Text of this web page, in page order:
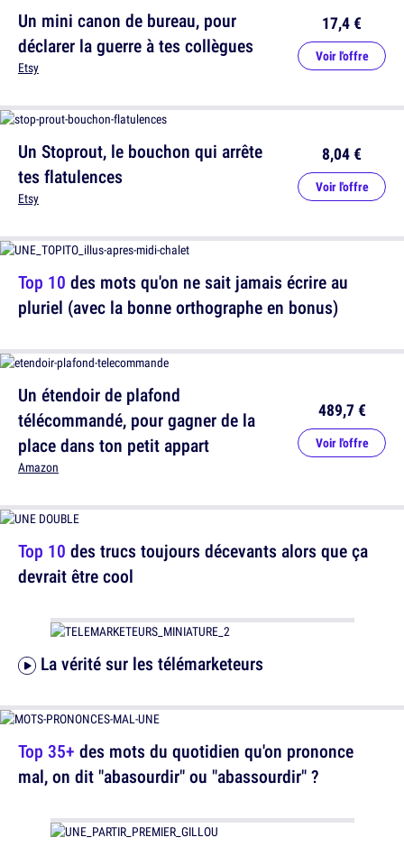
Un Stoprout, le bouchon qui arrête
tes flatulences
Etsy
8,04 €
Voir l'offre
Un étendoir de plafond
télécommandé, pour gagner de la
place dans ton petit appart
Amazon
489,7 €
Voir l'offre
La vérité sur les télémarketeurs
Un mini canon de bureau, pour
déclarer la guerre à tes collègues
Etsy
17,4 €
Voir l'offre
Top 10 des mots qu'on ne sait jamais écrire au
pluriel (avec la bonne orthographe en bonus)
Top 10 des trucs toujours décevants alors que ça
devrait être cool
Top 35+ des mots du quotidien qu'on prononce
mal, on dit "abasourdir" ou "abassourdir" ?